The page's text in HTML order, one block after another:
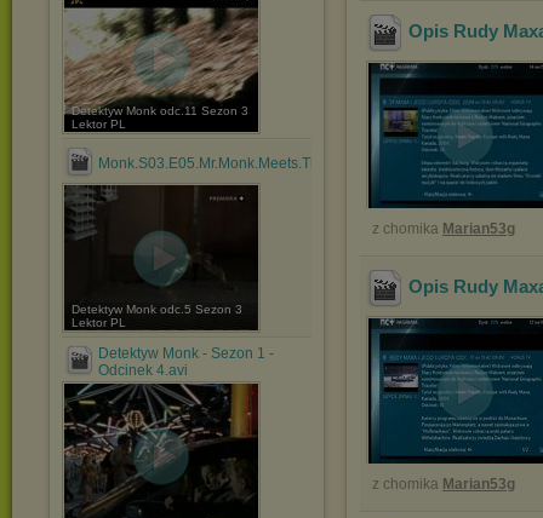
Detektyw Monk odc.11 Sezon 3
Lektor PL
Monk.S03.E05.Mr.Monk.Meets.The.Godfather.Lektor.PL.avi
Detektyw Monk odc.5 Sezon 3
Lektor PL
Detektyw Monk - Sezon 1 -
Odcinek 4.avi
Opis Rudy
z chomika Marian53g
Opis Rudy
z chomika Marian53g